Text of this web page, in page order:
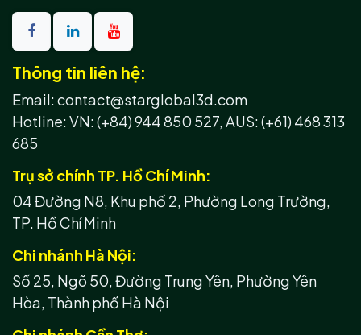
Thông tin liên hệ:
Email: contact@starglobal3d.com
Hotline:VN: (+84) 944 850 527,AUS: (+61) 468 313
685
Trụ sở chính TP. Hồ Chí Minh:
04 Đường N8, Khu phố 2, Phường Long Trường,
TP. Hồ Chí Minh
Chi nhánh Hà Nội:
Số 25, Ngõ 50, Đường Trung Yên, Phường Yên
Hòa, Thành phố Hà Nội